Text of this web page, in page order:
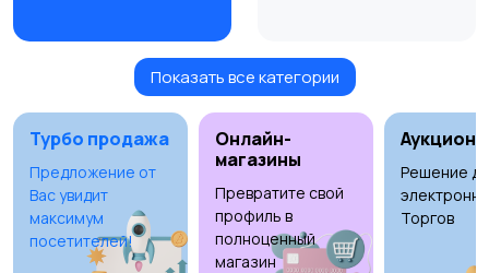
Грызуны
Рыбки С/х животные
Показать все категории
Турбо продажа
Предложение от
Вас увидит
максимум
посетителей!
Онлайн-
магазины
Превратите свой
профиль в
полноценный
магазин
Аукционы
Решение
Торгов